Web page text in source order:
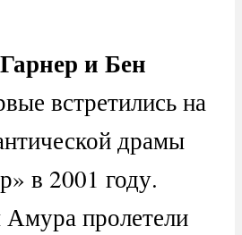
и Бен
встретились на
драмы
в 2001 году.
Амура пролетели